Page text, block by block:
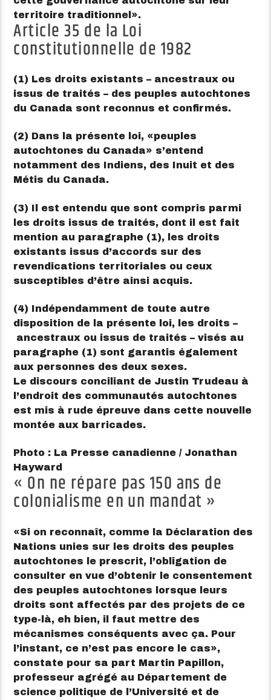
territoire traditionnel
.
Article 35 de la Loi
constitutionnelle de 1982
(1) Les droits existants – ancestraux ou
issus de traités – des peuples autochtones
du Canada sont reconnus et confirmés.
(2) Dans la présente loi,
peuples
autochtones du Canada
s’entend
notamment des Indiens, des Inuit et des
Métis du Canada.
(3) Il est entendu que sont compris parmi
les droits issus de traités, dont il est fait
mention au paragraphe (1), les droits
existants issus d’accords sur des
revendications territoriales ou ceux
susceptibles d’être ainsi acquis.
(4) Indépendamment de toute autre
disposition de la présente loi, les droits –
ancestraux ou issus de traités – visés au
paragraphe (1) sont garantis également
aux personnes des deux sexes.
Le discours conciliant de Justin Trudeau à
l’endroit des communautés autochtones
est mis à rude épreuve dans cette nouvelle
montée aux barricades.
Photo : La Presse canadienne / Jonathan
Hayward
« On ne répare pas 150 ans de
colonialisme en un mandat »
Si on reconnaît, comme la Déclaration des
Nations unies sur les droits des peuples
autochtones le prescrit, l’obligation de
consulter en vue d’obtenir le consentement
des peuples autochtones lorsque leurs
droits sont affectés par des projets de ce
type-là, eh bien, il faut mettre des
mécanismes conséquents avec ça. Pour
l’instant, ce n’est pas encore le cas
,
constate pour sa part Martin Papillon,
professeur agrégé au Département de
science politique de l’Université et de